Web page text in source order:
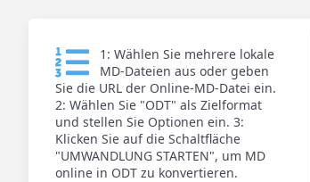
1: Wählen Sie mehrere lokale
MD-Dateien aus oder geben
Sie die URL der Online-MD-Datei ein.
2: Wählen Sie "ODT" als Zielformat
und stellen Sie Optionen ein. 3:
Klicken Sie auf die Schaltfläche
"UMWANDLUNG STARTEN", um MD
online in ODT zu konvertieren.